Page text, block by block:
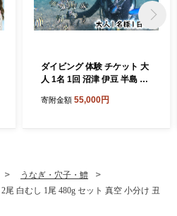
ダイビング 体験 チケット 大
人 1名 1回 沼津 伊豆 半島 ア
ポーツ マリンアクティビテ
寄附金額 55,000円
うなぎ・穴子・鱧
尾 白むし 1尾 480g セット 真空 小分け 丑